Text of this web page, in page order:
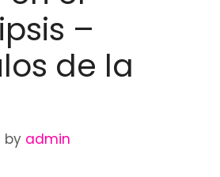
–
de la
by admin